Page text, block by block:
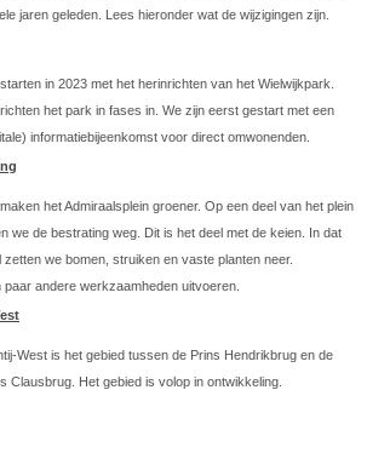
jaren geleden. Lees hieronder wat de wijzigingen zijn.
in 2023 met het herinrichten van het Wielwijkpark.
het park in fases in. We zijn eerst gestart met een
informatiebijeenkomst voor direct omwonenden.
het Admiraalsplein groener. Op een deel van het plein
we de bestrating weg. Dit is het deel met de keien. In dat
zetten we bomen, struiken en vaste planten neer.
paar andere werkzaamheden uitvoeren.
West is het gebied tussen de Prins Hendrikbrug en de
Clausbrug. Het gebied is volop in ontwikkeling.